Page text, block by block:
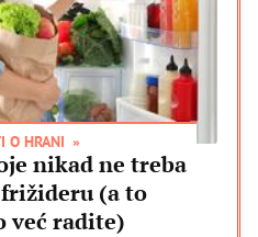
O HRANI
nikad ne treba
(a to
već radite)